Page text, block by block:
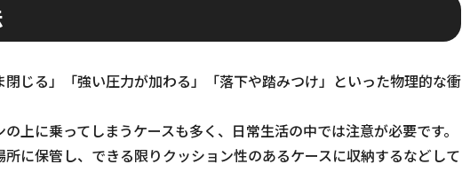
じる」「強い圧力が加わる」「落下や踏みつけ」といった物理的な衝
上に乗ってしまうケースも多く、日常生活の中では注意が必要です。
に保管し、できる限りクッション性のあるケースに収納するなどして